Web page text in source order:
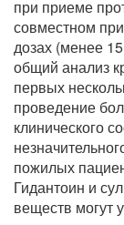
при приеме
совместном
дозах (менее
общий анализ
первых
проведение
клинического
пожилых
Гидантоин и
веществ могут